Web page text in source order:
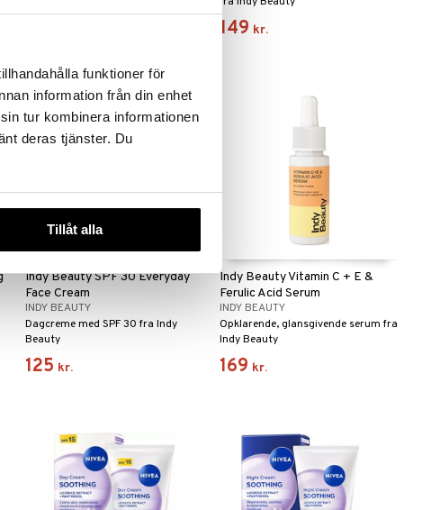
funktioner för
information från din enhet
tur kombinera informationen
deras tjänster. Du
Tillåt alla
149 kr.
Indy Beauty SPF 30 Everyday
Face Cream
INDY BEAUTY
Dagcreme med SPF 30 fra Indy
Beauty
125 kr.
Indy Beauty Vitamin C + E &
Ferulic Acid Serum
INDY BEAUTY
Opklarende, glansgivende serum fra
Indy Beauty
169 kr.